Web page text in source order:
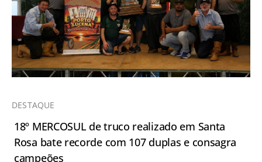
DESTAQUE
18º MERCOSUL de truco realizado em Santa
Rosa bate recorde com 107 duplas e consagra
campeões